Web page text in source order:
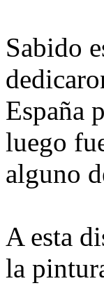
Sabido
España
luego
alguno
A esta
la